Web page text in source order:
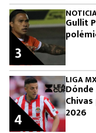
Gullit
3
LIGA
2026
4